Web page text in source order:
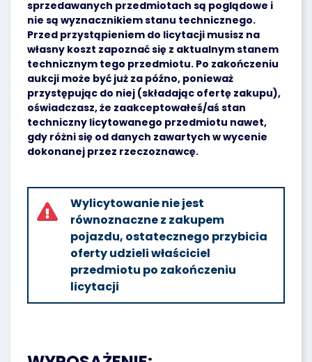
sprzedawanych przedmiotach są poglądowe i
nie są wyznacznikiem stanu technicznego.
Przed przystąpieniem do licytacji musisz na
własny koszt zapoznać się z aktualnym stanem
technicznym tego przedmiotu. Po zakończeniu
aukcji może być już za późno, ponieważ
przystępując do niej (składając ofertę zakupu),
oświadczasz, że zaakceptowałeś/aś stan
techniczny licytowanego przedmiotu nawet,
gdy różni się od danych zawartych w wycenie
dokonanej przez rzeczoznawcę.
Wylicytowanie nie jest
równoznaczne z zakupem
pojazdu, ostatecznego przybicia
oferty udzieli właściciel
przedmiotu po zakończeniu
licytacji